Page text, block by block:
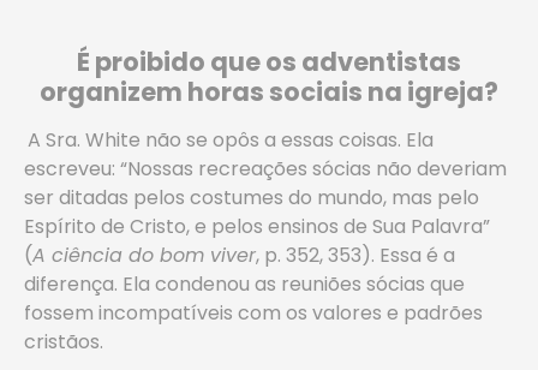
É proibido que os adventistas
organizem horas sociais na igreja?
A Sra. White não se opôs a essas coisas. Ela
escreveu: “Nossas recreações sócias não deveriam
ser ditadas pelos costumes do mundo, mas pelo
Espírito de Cristo, e pelos ensinos de Sua Palavra”
(A ciência do bom viver, p. 352, 353). Essa é a
diferença. Ela condenou as reuniões sócias que
fossem incompatíveis com os valores e padrões
cristãos.